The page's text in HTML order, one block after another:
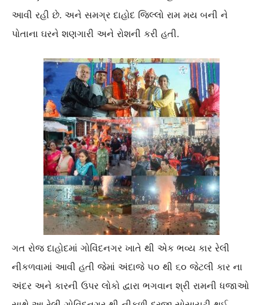
આવી રહી છે. અને સમગ્ર દાહોદ જિલ્લો રામ મય બની ને
પોતાના ઘરને શણગારી અને રોશની કરી હતી.
ગત રોજ દાહોદમાં ગોવિંદનગર ખાતે થી એક ભવ્ય કાર રેલી
નીકળવામાં આવી હતી જેમાં અંદાજે ૫૦ થી ૬૦ જેટલી કાર ના
અંદર અને કારની ઉપર લોકો દ્વારા ભગવાન શ્રી રામની ધજાઓ